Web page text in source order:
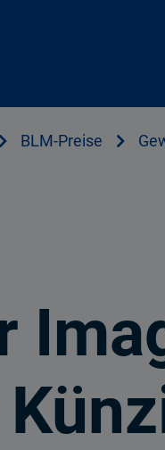
BLM-Preise